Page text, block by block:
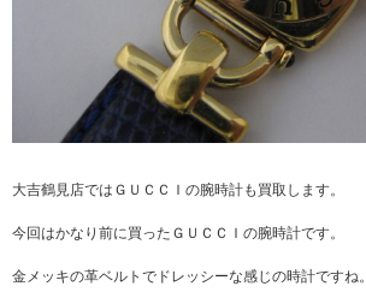
大吉鶴見店ではＧＵＣＣＩの腕時計も買取します。
今回はかなり前に買ったＧＵＣＣＩの腕時計です。
金メッキの革ベルトでドレッシーな感じの時計ですね。